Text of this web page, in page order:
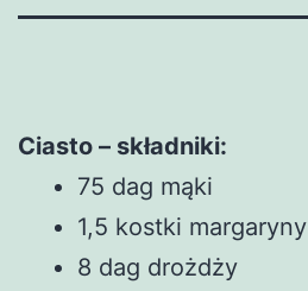
Ciasto – składniki:
75 dag mąki
1,5 kostki margaryny
8 dag drożdży